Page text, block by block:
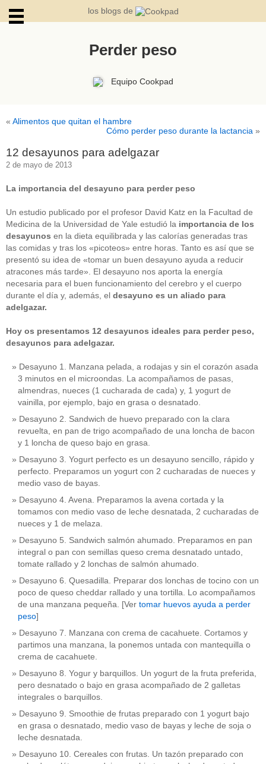
los blogs de
Perder peso
Equipo Cookpad
« Alimentos que quitan el hambre
Cómo perder peso durante la lactancia »
12 desayunos para adelgazar
2 de mayo de 2013
La importancia del desayuno para perder peso
Un estudio publicado por el profesor David Katz en la Facultad de
Medicina de la Universidad de Yale estudió la importancia de los
desayunos en la dieta equilibrada y las calorías generadas tras
las comidas y tras los «picoteos» entre horas. Tanto es así que se
presentó su idea de «tomar un buen desayuno ayuda a reducir
atracones más tarde». El desayuno nos aporta la energía
necesaria para el buen funcionamiento del cerebro y el cuerpo
durante el día y, además, el desayuno es un aliado para
adelgazar.
Hoy os presentamos 12 desayunos ideales para perder peso,
desayunos para adelgazar.
Desayuno 1. Manzana pelada, a rodajas y sin el corazón asada
3 minutos en el microondas. La acompañamos de pasas,
almendras, nueces (1 cucharada de cada) y, 1 yogurt de
vainilla, por ejemplo, bajo en grasa o desnatado.
Desayuno 2. Sandwich de huevo preparado con la clara
revuelta, en pan de trigo acompañado de una loncha de bacon
y 1 loncha de queso bajo en grasa.
Desayuno 3. Yogurt perfecto es un desayuno sencillo, rápido y
perfecto. Preparamos un yogurt con 2 cucharadas de nueces y
medio vaso de bayas.
Desayuno 4. Avena. Preparamos la avena cortada y la
tomamos con medio vaso de leche desnatada, 2 cucharadas de
nueces y 1 de melaza.
Desayuno 5. Sandwich salmón ahumado. Preparamos en pan
integral o pan con semillas queso crema desnatado untado,
tomate rallado y 2 lonchas de salmón ahumado.
Desayuno 6. Quesadilla. Preparar dos lonchas de tocino con un
poco de queso cheddar rallado y una tortilla. Lo acompañamos
de una manzana pequeña. [Ver tomar huevos ayuda a perder
peso]
Desayuno 7. Manzana con crema de cacahuete. Cortamos y
partimos una manzana, la ponemos untada con mantequilla o
crema de cacahuete.
Desayuno 8. Yogur y barquillos. Un yogurt de la fruta preferida,
pero desnatado o bajo en grasa acompañado de 2 galletas
integrales o barquillos.
Desayuno 9. Smoothie de frutas preparado con 1 yogurt bajo
en grasa o desnatado, medio vaso de bayas y leche de soja o
leche desnatada.
Desayuno 10. Cereales con frutas. Un tazón preparado con